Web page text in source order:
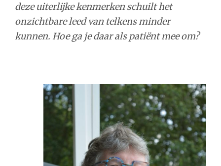
deze uiterlijke kenmerken schuilt het
onzichtbare leed van telkens minder
kunnen. Hoe ga je daar als patiënt mee om?